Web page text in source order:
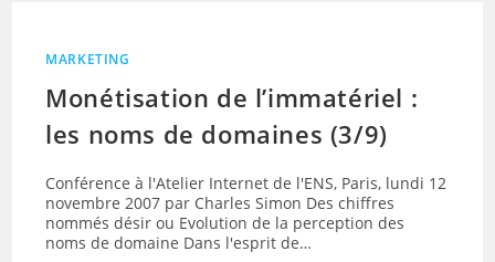
MARKETING
Monétisation de l’immatériel :
les noms de domaines (3/9)
Conférence à l'Atelier Internet de l'ENS, Paris, lundi 12
novembre 2007 par Charles Simon Des chiffres
nommés désir ou Evolution de la perception des
noms de domaine Dans l'esprit de…